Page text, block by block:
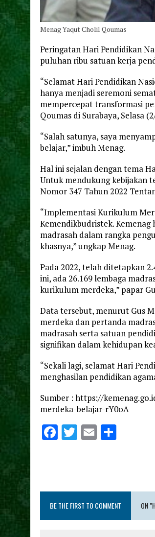
Menag Yaqut Cholil Qoumas
Peringatan Hari Pendidikan
puluhan ribu satuan kerja
“Selamat Hari Pendidikan
hanya menjadi seremoni
mempercepat transformasi
Qoumas di Surabaya, Selasa
“Salah satunya, saya
belajar,” imbuh Menag.
Hal ini sejalan dengan tema
Untuk mendukung kebijakan
Nomor 347 Tahun 2022
“Implementasi Kurikulum
Kemendikbudristek.
madrasah dalam rangka
khasnya,” ungkap Menag.
Pada 2022, telah ditetapkan
ini, ada 26.169 lembaga
kurikulum merdeka,” papar
Data tersebut, menurut Gus
merdeka dan pertanda
madrasah serta satuan
signifikan dalam kehidupan
“Sekali lagi, selamat Hari
menghasilan pendidikan
Sumber : https://
merdeka-belajar-rY0oA
F
o
o
k
T
r
E
BE THE FIRST TO COMMENT ON